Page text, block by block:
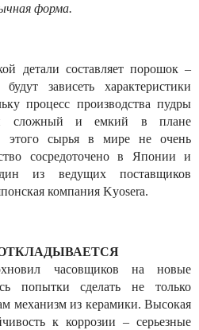
форма.
детали составляет порошок –
зависеть характеристики
процесс производства пудры
сложный и емкий в плане
этого сырья в мире не очень
сосредоточено в Японии и
из ведущих поставщиков
компания Kyosera.
часовщиков на новые
попытки сделать не только
механизм из керамики. Высокая
к коррозии – серьезные